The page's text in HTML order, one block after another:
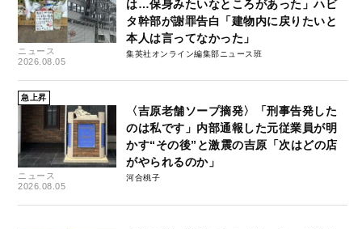
ニュース
2026.08.05
は…保身みたいなところがあった」ハビ
タ幹部が謝罪告白「建物内に戻りたいと
本人は言ってなかった」
集英社オンライン編集部ニュース班
急上昇
ニュース
2026.08.05
〈吉原老舗ソープ摘発〉「刑事告発した
のは私です」内部通報した元従業員が明
かす“その後”と激震の吉原「次はどの店
がやられるのか」
河合桃子